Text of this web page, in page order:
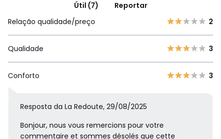
Útil (7)
Reportar
Relação qualidade/preço
2
Qualidade 3
Conforto 3
Resposta da La Redoute, 29/08/2025
Bonjour, nous vous remercions pour votre
commentaire et sommes désolés que cette